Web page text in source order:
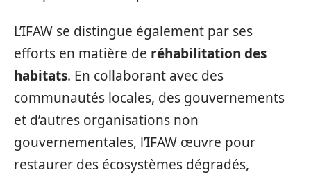
L’IFAW se distingue également par ses
efforts en matière de réhabilitation des
habitats. En collaborant avec des
communautés locales, des gouvernements
et d’autres organisations non
gouvernementales, l’IFAW œuvre pour
restaurer des écosystèmes dégradés,